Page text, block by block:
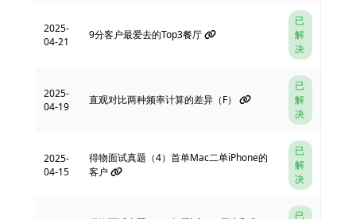
2025-
04-21
9分客户最爱去的Top3餐厅
已
解
决
2025-
04-19
直观对比两种频率计算的差异（F）
已
解
决
2025-
04-15
得物面试真题（4）首单Mac二单iPhone的
客户
已
解
决
已